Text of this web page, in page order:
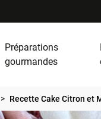
Préparations
gourmandes
Recette Cake Citron et